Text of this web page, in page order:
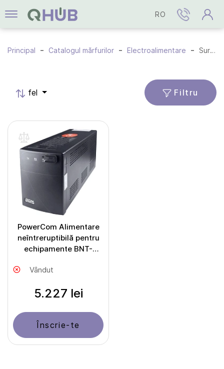
RO
Principal Catalogul mărfurilor Electroalimentare Surse de alimentare neîntreruptibilă
fel Filtru
PowerCom Alimentare
neîntreruptibilă pentru
echipamente BNT-
Vândut
5.227 lei
Înscrie-te